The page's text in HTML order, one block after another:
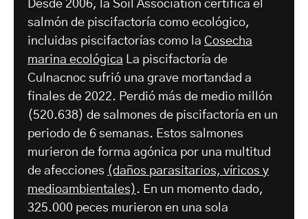
Desde 2006, la Soil Association certifica el
salmón de piscifactoría como ecológico,
incluidas piscifactorías como la Cosecha
marina ecológica La piscifactoría de
Culnacnoc sufrió una grave mortandad a
finales de 2022. Perdió más de medio millón
(520.638) de salmones de piscifactoría en un
periodo de 6 semanas. Estos salmones
murieron de forma agónica por una multitud
de afecciones (daños parasitarios, víricos y
medioambientales) . En un momento dado,
325.000 peces murieron en una sola